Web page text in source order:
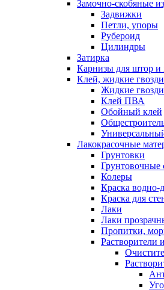
Замочно-скобяные
Задвижки
Петли, упоры
Рубероид
Цилиндры
Затирка
Карнизы для штор
Клей, жидкие гвозди
Жидкие гвозди
Клей ПВА
Обойный клей
Лакокрасочные
Грунтовки
Грунтовочные
Колеры
Краска водно-
Краска для
Лаки
Лаки
Пропитки,
Растворители